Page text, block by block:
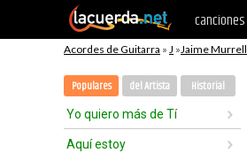
canciones
Acordes de Guitarra » J »Jaime Murrell
Populares del Artista Historial
Yo quiero más de Tí
Aquí estoy